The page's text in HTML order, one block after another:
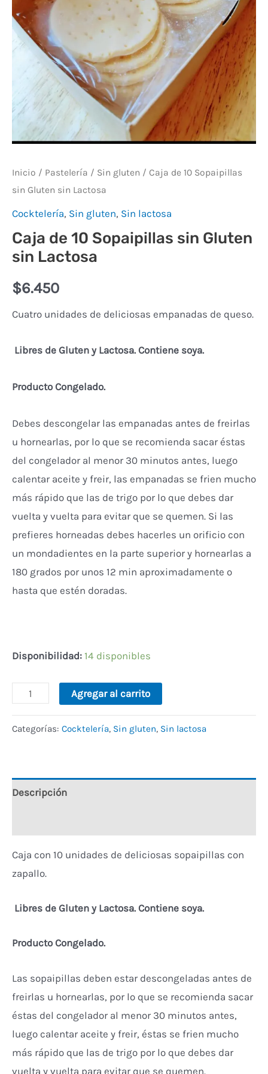
Inicio / Pastelería / Sin gluten / Caja de 10 Sopaipillas
sin Gluten sin Lactosa
Cocktelería, Sin gluten, Sin lactosa
Caja de 10 Sopaipillas sin Gluten
sin Lactosa
$6.450
Cuatro unidades de deliciosas empanadas de queso.
Libres de Gluten y Lactosa. Contiene soya.
Producto Congelado.
Debes descongelar las empanadas antes de freirlas
u hornearlas, por lo que se recomienda sacar éstas
del congelador al menor 30 minutos antes, luego
calentar aceite y freir, las empanadas se frien mucho
más rápido que las de trigo por lo que debes dar
vuelta y vuelta para evitar que se quemen. Si las
prefieres horneadas debes hacerles un orificio con
un mondadientes en la parte superior y hornearlas a
180 grados por unos 12 min aproximadamente o
hasta que estén doradas.
Disponibilidad: 14 disponibles
Agregar al carrito
Categorías: Cocktelería, Sin gluten, Sin lactosa
Descripción
Caja con 10 unidades de deliciosas sopaipillas con
zapallo.
Libres de Gluten y Lactosa. Contiene soya.
Producto Congelado.
Las sopaipillas deben estar descongeladas antes de
freirlas u hornearlas, por lo que se recomienda sacar
éstas del congelador al menor 30 minutos antes,
luego calentar aceite y freir, éstas se frien mucho
más rápido que las de trigo por lo que debes dar
vuelta y vuelta para evitar que se quemen.